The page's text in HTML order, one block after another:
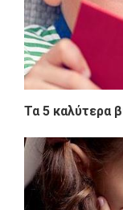
Τα 5 καλύτερα